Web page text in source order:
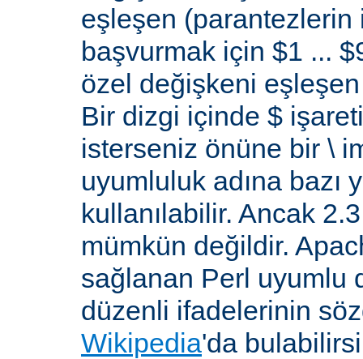
eşleşen (parantezlerin
başvurmak için $1 ...
özel değişkeni eşleşen
Bir dizgi içinde $
isterseniz önüne bir \
uyumluluk adına
kullanılabilir. Ancak
mümkün değildir.
sağlanan Perl uyumlu
düzenli ifadelerinin
Wikipedia'da